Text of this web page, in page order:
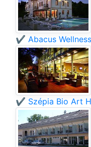
✔️ Abacus
✔️ Szépia Bio Art